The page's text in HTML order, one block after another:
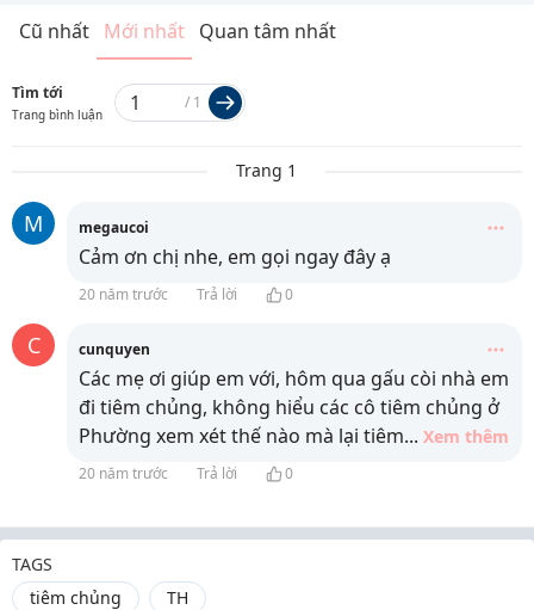
Cũ nhất Mới nhất Quan tâm nhất
Tìm tới
Trang bình luận
/ 1
Trang 1
M megaucoi
Cảm ơn chị nhe, em gọi ngay đây ạ
20 năm trước Trả lời 0
C cunquyen
Các mẹ ơi giúp em với, hôm qua gấu còi nhà em
đi tiêm chủng, không hiểu các cô tiêm chủng ở
Phường xem xét thế nào mà lại tiêm... Xem thêm
20 năm trước Trả lời 0
TAGS
tiêm chủng
TH